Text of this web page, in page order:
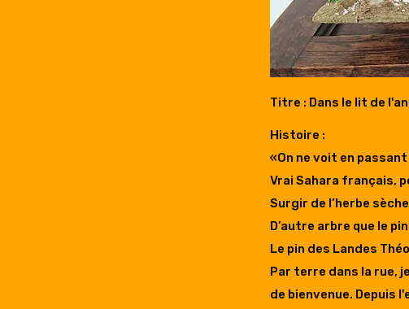
Titre : Dans le lit de
Histoire :
«On ne voit en
Vrai Sahara français,
Surgir de l’herbe
D’autre arbre que le
Le pin des Landes
Par terre dans la rue,
de bienvenue. Depuis